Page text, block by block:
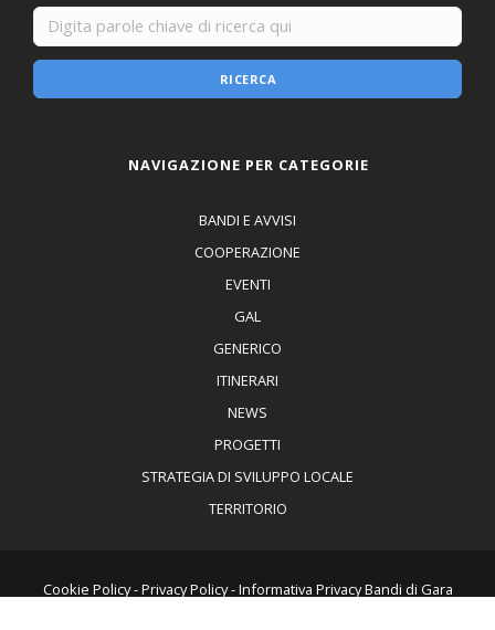
RICERCA
NAVIGAZIONE PER CATEGORIE
BANDI E AVVISI
COOPERAZIONE
EVENTI
GAL
GENERICO
ITINERARI
NEWS
PROGETTI
STRATEGIA DI SVILUPPO LOCALE
TERRITORIO
Cookie Policy-Privacy Policy-Informativa Privacy Bandi di Gara